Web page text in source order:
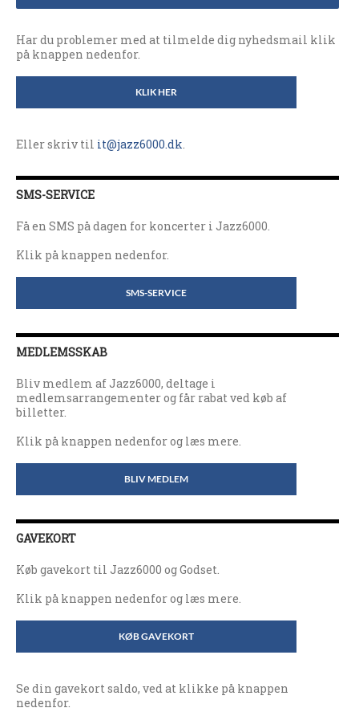
Har du problemer med at tilmelde dig nyhedsmail klik
på knappen nedenfor.
KLIK HER
Eller skriv til it@jazz6000.dk.
SMS-SERVICE
Få en SMS på dagen for koncerter i Jazz6000.
Klik på knappen nedenfor.
SMS-SERVICE
MEDLEMSSKAB
Bliv medlem af Jazz6000, deltage i
medlemsarrangementer og får rabat ved køb af
billetter.
Klik på knappen nedenfor og læs mere.
BLIV MEDLEM
GAVEKORT
Køb gavekort til Jazz6000 og Godset.
Klik på knappen nedenfor og læs mere.
KØB GAVEKORT
Se din gavekort saldo, ved at klikke på knappen
nedenfor.